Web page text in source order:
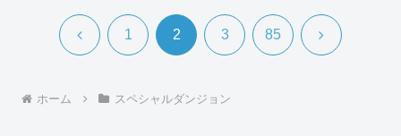
前 1 2 3 85 次
ホーム スペシャルダンジョン